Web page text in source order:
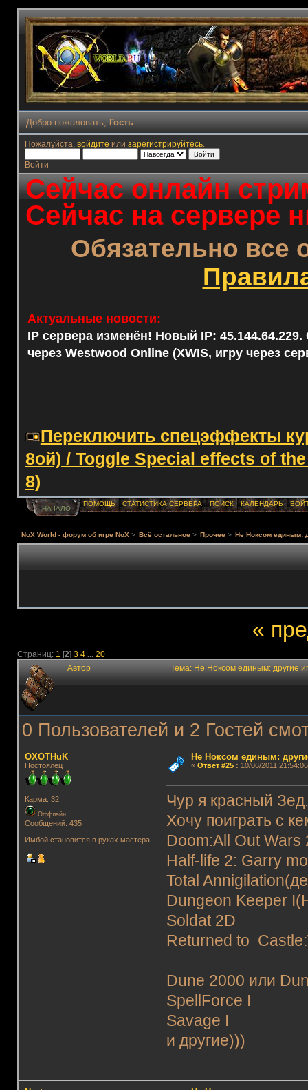
Добро пожаловать, Гость
Пожалуйста, войдите или зарегистрируйтесь.
Войти
Сейчас онлайн
Сейчас на сервере
Обязательно все
Актуальные новости:
IP сервера изменён! Новый IP: 45.144.64.229.
через Westwood Online (XWIS, игру через
Переключить спецэффекты
8ой) / Toggle Special effects of
8)
НАЧАЛО
ПОМОЩЬ СТАТИСТИКА СЕРВЕРА ПОИСК КАЛЕНДАРЬ
NoX World - форум об игре NoX > Всё остальное > Прочее > Не Ноксом единым:
«
Страниц: 1 [2] 3 4 ... 20
Автор Тема: Не Ноксом единым: другие
0 Пользователей и 2 Гостей
OXOTHuK
Постоялец
Карма: 32
Оффлайн
Сообщений: 435
Имбой становится в руках мастера
Не Ноксом единым:
« Ответ #25: 10/06/2011
Чур я красный
Хочу поиграть с
Doom:All Out Wars
Half-life 2: Garry
Total
Dungeon Keeper
Soldat 2D
Returned to
Dune 2000 или
SpellForce I
Savage I
и другие)))